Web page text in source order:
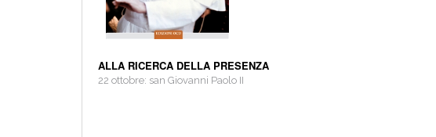
ALLA RICERCA DELLA PRESENZA
22 ottobre: san Giovanni Paolo II